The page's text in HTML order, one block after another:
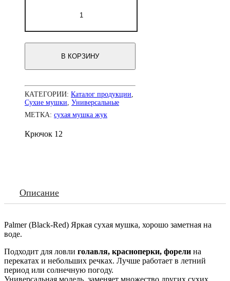
товара
(Black-
44
В КОРЗИНУ
КАТЕГОРИИ: Каталог продукции
Сухие мушки Универсальные
МЕТКА: сухая мушка жук
Крючок 12
Описание
Palmer (Black-Red) Яркая сухая мушка, хорошо заметная на
воде.
Подходит для ловли голавля, красноперки, форели на
перекатах и небольших речках. Лучше работает в летний
период или солнечную погоду.
Универсальная модель, заменяет множество других сухих